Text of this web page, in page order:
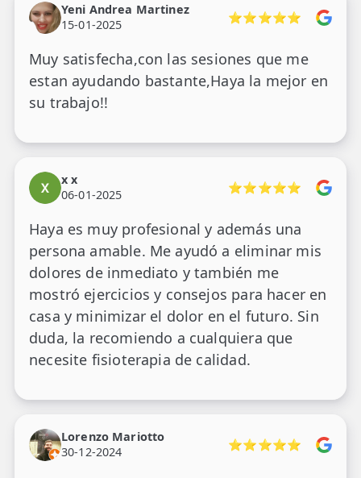
Yeni Andrea Martinez
15-01-2025
⭐⭐⭐⭐⭐
Muy satisfecha,con las sesiones que me
estan ayudando bastante,Haya la mejor en
su trabajo!!
x x
06-01-2025
⭐⭐⭐⭐⭐
Haya es muy profesional y además una
persona amable. Me ayudó a eliminar mis
dolores de inmediato y también me
mostró ejercicios y consejos para hacer en
casa y minimizar el dolor en el futuro. Sin
duda, la recomiendo a cualquiera que
necesite fisioterapia de calidad.
Lorenzo Mariotto
30-12-2024
⭐⭐⭐⭐⭐